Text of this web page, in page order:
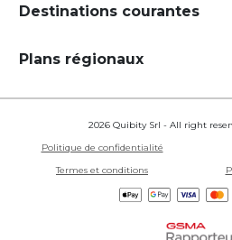
Destinations courantes
Plans régionaux
2026 Quibity Srl - All right
Politique de confidentialité
Termes et conditions